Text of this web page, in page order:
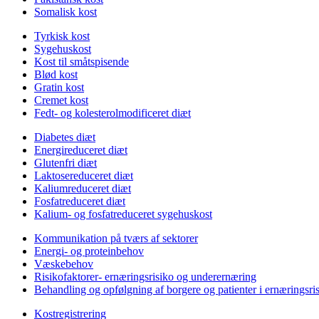
Somalisk kost
Tyrkisk kost
Sygehuskost
Kost til småtspisende
Blød kost
Gratin kost
Cremet kost
Fedt- og kolesterolmodificeret diæt
Diabetes diæt
Energireduceret diæt
Glutenfri diæt
Laktosereduceret diæt
Kaliumreduceret diæt
Fosfatreduceret diæt
Kalium- og fosfatreduceret sygehuskost
Kommunikation på tværs af sektorer
Energi- og proteinbehov
Væskebehov
Risikofaktorer- ernæringsrisiko og underernæring
Behandling og opfølgning af borgere og patienter i
Kostregistrering